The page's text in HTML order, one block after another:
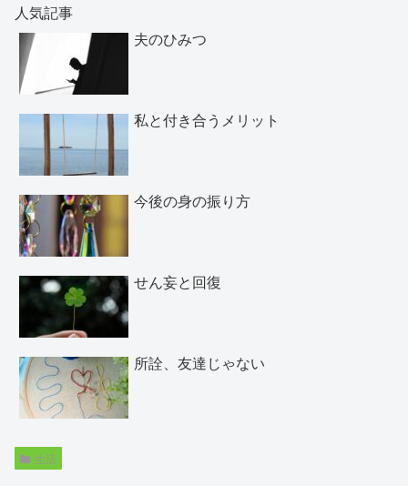
人気記事
夫のひみつ
私と付き合うメリット
今後の身の振り方
せん妄と回復
所詮、友達じゃない
生活